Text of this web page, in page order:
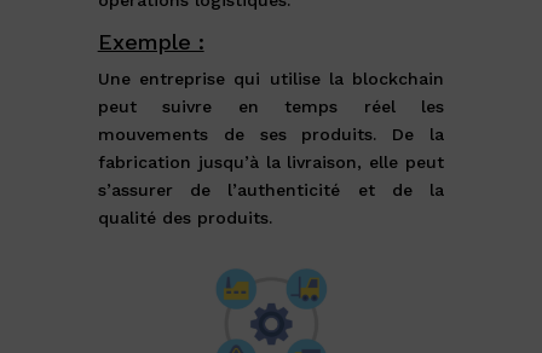
Exemple :
Une entreprise qui utilise la blockchain
peut suivre en temps réel les
mouvements de ses produits. De la
fabrication jusqu’à la livraison, elle peut
s’assurer de l’authenticité et de la
qualité des produits.